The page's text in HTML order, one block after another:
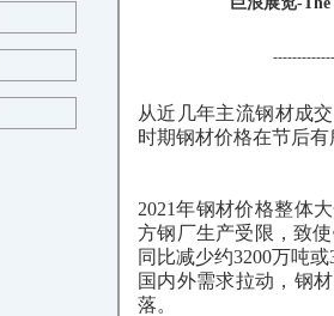
从近几年主流钢材成
时期钢材价格在节后
2021年钢材价格整体
方钢厂生产受限，致
同比减少约3200万吨
国内外需求拉动，钢
落。